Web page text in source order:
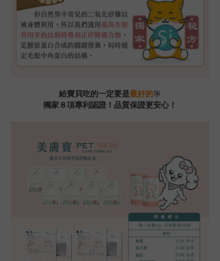
給寶貝吃的一定要是最好的🎯
獨家８項專利認證！品質保證更安心！